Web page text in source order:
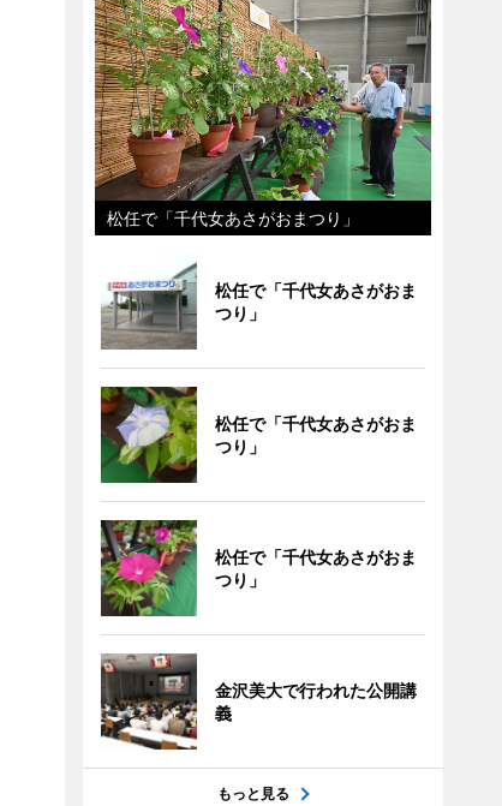
松任で「千代女あさがおまつり」
松任で「千代女あさがおま
つり」
松任で「千代女あさがおま
つり」
松任で「千代女あさがおま
つり」
金沢美大で行われた公開講
義
もっと見る